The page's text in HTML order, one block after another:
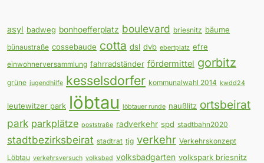
asyl badweg bonhoefferplatz boulevard briesnitz bäume
bünaustraße cossebaude cotta dsl dvb ebertplatz efre
einwohnerversammlung fahrradständer fördermittel gorbitz
grüne jugendhilfe kesselsdorfer kommunalwahl 2014 kwdd24
leutewitzer park löbtau löbtauer runde naußlitz ortsbeirat
park parkplätze poststraße radverkehr spd stadtbahn2020
stadtbezirksbeirat stadtrat tjg verkehr Verkehrskonzept
Löbtau verkehrsversuch volksbad volksbadgarten volkspark briesnitz